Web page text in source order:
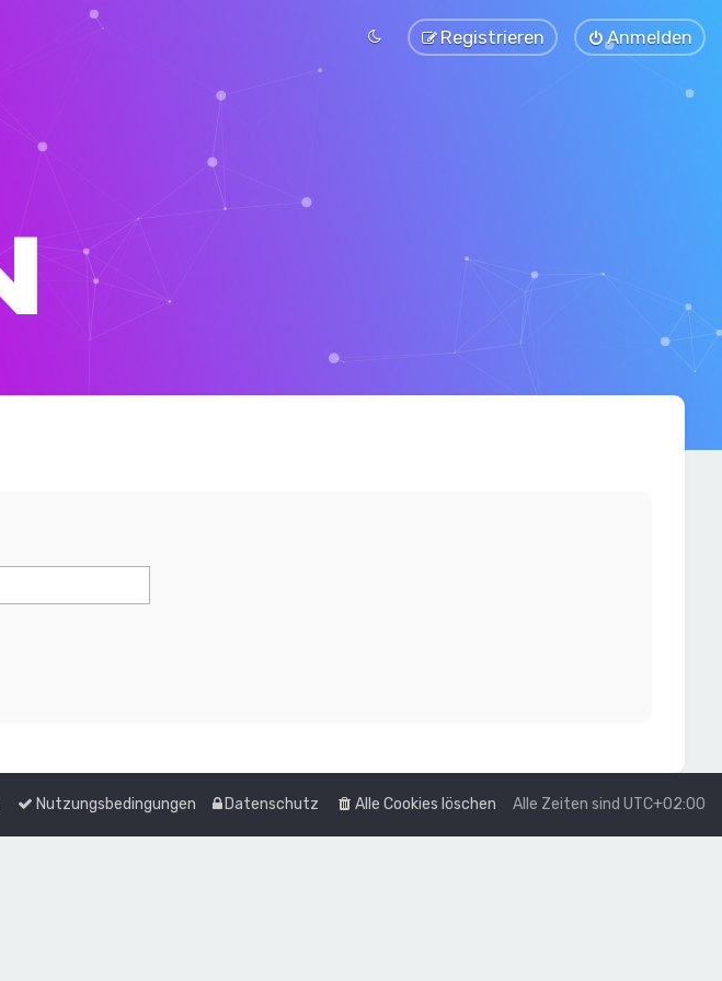
Anmelden
Registrieren
Alle Zeiten sind UTC+02:00
Alle Cookies löschen
Datenschutz
Nutzungsbedingungen